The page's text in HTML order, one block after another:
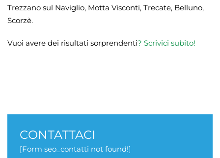
Trezzano sul Naviglio, Motta Visconti, Trecate, Belluno,
Scorzè.
Vuoi avere dei risultati sorprendenti? Scrivici subito!
CONTATTACI
[Form seo_contatti not found!]